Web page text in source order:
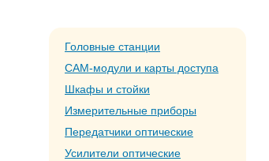
Головные станции
CAM-модули и карты доступа
Шкафы и стойки
Измерительные приборы
Передатчики оптические
Усилители оптические